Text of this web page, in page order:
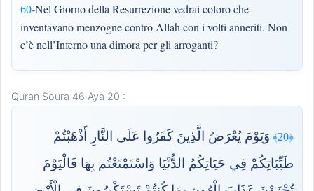
60-Nel Giorno della Resurrezione vedrai coloro che
inventavano menzogne contro Allah con i volti anneriti. Non
c’è nell’Inferno una dimora per gli arroganti?
Quran Soura 46 Aya 20 :
﴿20﴾
وَيَوْمَ يُعْرَضُ الَّذِينَ كَفَرُوا عَلَى النَّارِ أَذْهَبْتُمْ
طَيِّبَاتِكُمْ فِي حَيَاتِكُمُ الدُّنْيَا وَاسْتَمْتَعْتُم بِهَا فَالْيَوْمَ